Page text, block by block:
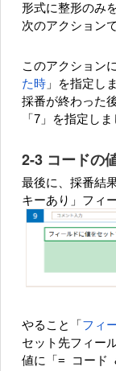
形式に整形のみ
次のアクション
このアクション
た時 」を指定し
採番が終わった
「7」を指定しま
2-3 コードの
最後に、採番結
キーあり」フィ
やること「 フィ
セット先フィー
値に「= コード